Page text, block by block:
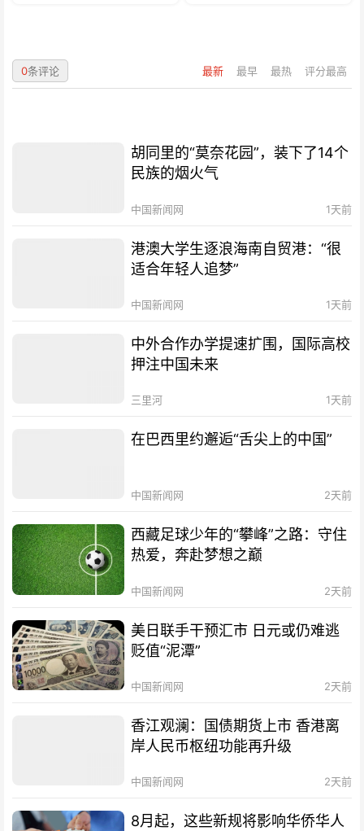
最新 最早 最热 评分最高
0条评论
胡同里的“莫奈花园”，装下了14个
民族的烟火气
中国新闻网 1天前
港澳大学生逐浪海南自贸港：“很
适合年轻人追梦”
中国新闻网 1天前
中外合作办学提速扩围，国际高校
押注中国未来
三里河 1天前
在巴西里约邂逅“舌尖上的中国”
中国新闻网 2天前
西藏足球少年的“攀峰”之路：守住
热爱，奔赴梦想之巅
中国新闻网 2天前
美日联手干预汇市 日元或仍难逃
贬值“泥潭”
中国新闻网 2天前
香江观澜：国债期货上市 香港离
岸人民币枢纽功能再升级
中国新闻网 2天前
8月起，这些新规将影响华侨华人